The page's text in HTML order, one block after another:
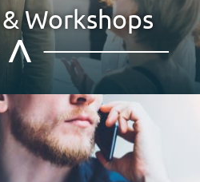
Workshops